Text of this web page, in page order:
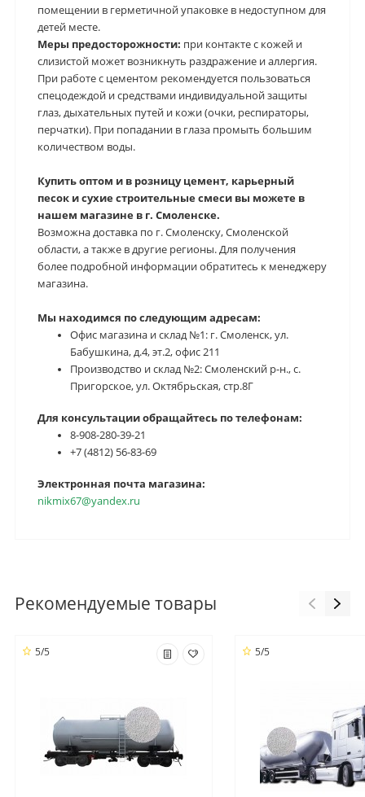
помещении в герметичной упаковке в недоступном для
детей месте.
Меры предосторожности: при контакте с кожей и
слизистой может возникнуть раздражение и аллергия.
При работе с цементом рекомендуется пользоваться
спецодеждой и средствами индивидуальной защиты
глаз, дыхательных путей и кожи (очки, респираторы,
перчатки). При попадании в глаза промыть большим
количеством воды.
Купить оптом и в розницу цемент, карьерный
песок и сухие строительные смеси вы можете в
нашем магазине в г. Смоленске.
Возможна доставка по г. Смоленску, Смоленской
области, а также в другие регионы. Для получения
более подробной информации обратитесь к менеджеру
магазина.
Мы находимся по следующим адресам:
Офис магазина и склад №1: г. Смоленск, ул.
Бабушкина, д.4, эт.2, офис 211
Производство и склад №2: Смоленский р-н., с.
Пригорское, ул. Октябрьская, стр.8Г
Для консультации обращайтесь по телефонам:
8-908-280-39-21
+7 (4812) 56-83-69
Электронная почта магазина:
nikmix67@yandex.ru
Рекомендуемые товары
5/5 5/5